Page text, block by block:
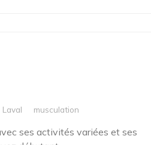
Laval musculation
ses activités variées et ses